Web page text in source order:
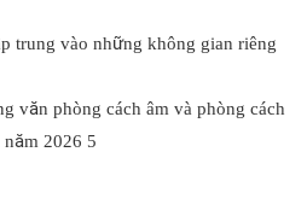
trung vào những không gian riêng